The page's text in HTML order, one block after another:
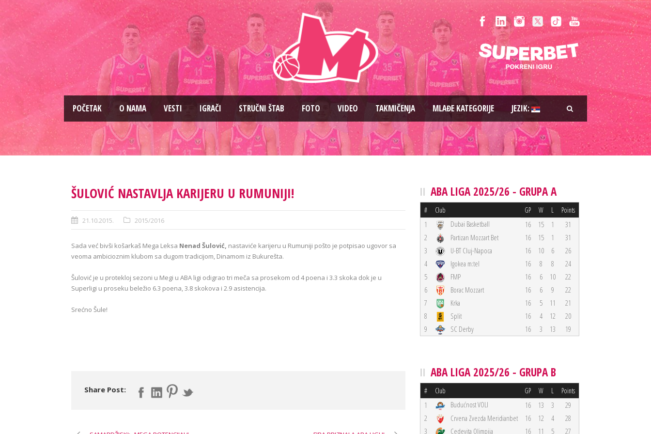
PОČETAK O NAMA VESTI IGRAČI STRUČNI ŠTAB FOTO VIDEO TAKMIČENJA MLAĐE KATEGORIJE JEZIK:
ŠULOVIĆ NASTAVLJA KARIJERU U RUMUNIJI!
21.10.2015. 2015/2016
Sada već bivši košarkaš Mega Leksa Nenad Šulović, nastaviće karijeru u Rumuniji pošto je potpisao ugovor sa
veoma ambicioznim klubom sa dugom tradicijom, Dinamom iz Bukurešta.
Šulović je u protekloj sezoni u Megi u ABA ligi odigrao tri meča sa prosekom od 4 poena i 3.3 skoka dok je u
Superligi u proseku beležio 6.3 poena, 3.8 skokova i 2.9 asistencija.
Srećno Šule!
Share Post:
ABA LIGA 2025/26 - GRUPA A
# Club GP W L Points
1 Dubai Basketball 16 15 1
31
2
Partizan Mozzart Bet 16 15 1
31
3
U-BT Cluj-Napoca 16 10 6
26
4
Igokea m:tel 16 8 8
24
5
FMP 16 6 10
22
6
Borac Mozzart 16 6 9
22
7
Krka 16 5 11
21
8
Split 16 4 12
20
9
SC Derby 16 3 13 19
ABA LIGA 2025/26 - GRUPA B
# Club GP W L Points
1 Budućnost VOLI 16 13 3
29
2
Crvena Zvezda Meridianbet 16 12 4
28
3
Cedevita Olimpija 16 11 5
27